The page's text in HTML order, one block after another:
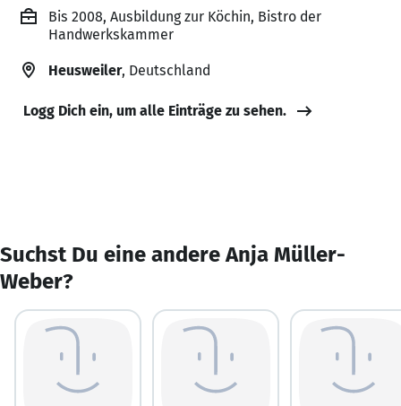
Bis 2008, Ausbildung zur Köchin, Bistro der
Handwerkskammer
Heusweiler, Deutschland
Logg Dich ein, um alle Einträge zu sehen.
Suchst Du eine andere Anja Müller-
Weber?